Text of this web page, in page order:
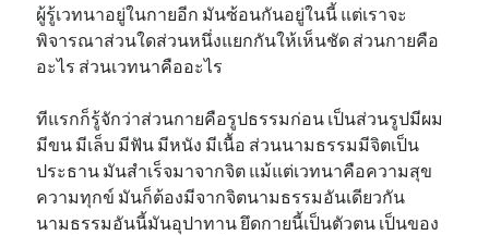
ผู้รู้เวทนาอยู่ในกายอีก มันซ้อนกันอยู่ในนี้ แต่เราจะ
พิจารณาส่วนใดส่วนหนึ่งแยกกันให้เห็นชัด ส่วนกายคือ
อะไร ส่วนเวทนาคืออะไร
ทีแรกก็รู้จักว่าส่วนกายคือรูปธรรมก่อน เป็นส่วนรูปมีผม
มีขน มีเล็บ มีฟัน มีหนัง มีเนื้อ ส่วนนามธรรมมีจิตเป็น
ประธาน มันสำเร็จมาจากจิต แม้แต่เวทนาคือความสุข
ความทุกข์ มันก็ต้องมีจากจิตนามธรรมอันเดียวกัน
นามธรรมอันนี้มันอุปาทาน ยึดกายนี้เป็นตัวตน เป็นของ